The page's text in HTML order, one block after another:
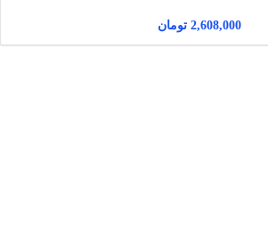
2,608,000 تومان